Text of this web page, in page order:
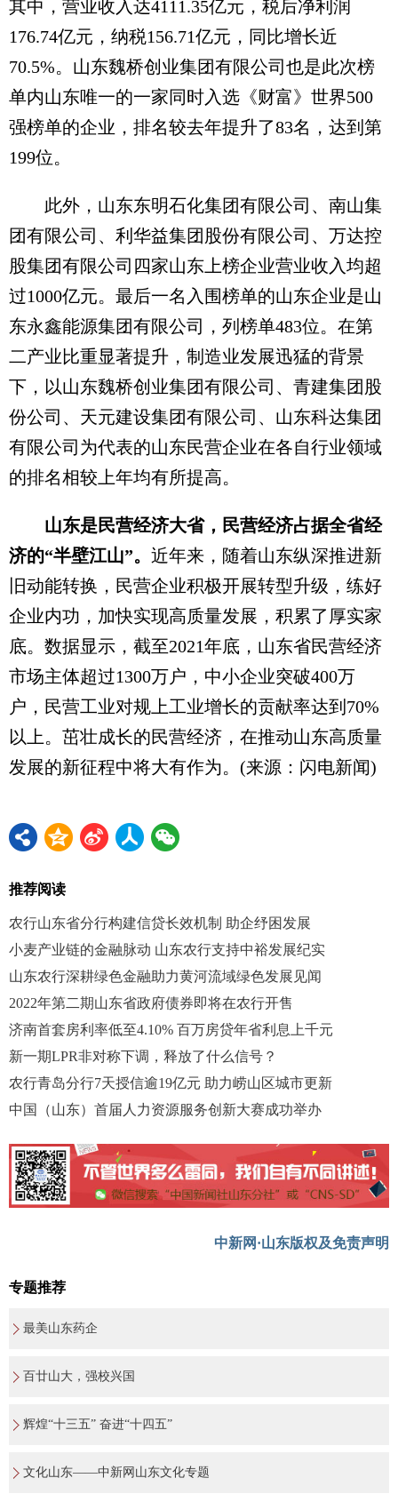
其中，营业收入达4111.35亿元，税后净利润
176.74亿元，纳税156.71亿元，同比增长近
70.5%。山东魏桥创业集团有限公司也是此次榜
单内山东唯一的一家同时入选《财富》世界500
强榜单的企业，排名较去年提升了83名，达到第
199位。
此外，山东东明石化集团有限公司、南山集
团有限公司、利华益集团股份有限公司、万达控
股集团有限公司四家山东上榜企业营业收入均超
过1000亿元。最后一名入围榜单的山东企业是山
东永鑫能源集团有限公司，列榜单483位。在第
二产业比重显著提升，制造业发展迅猛的背景
下，以山东魏桥创业集团有限公司、青建集团股
份公司、天元建设集团有限公司、山东科达集团
有限公司为代表的山东民营企业在各自行业领域
的排名相较上年均有所提高。
山东是民营经济大省，民营经济占据全省经
济的“半壁江山”。 近年来，随着山东纵深推进新
旧动能转换，民营企业积极开展转型升级，练好
企业内功，加快实现高质量发展，积累了厚实家
底。数据显示，截至2021年底，山东省民营经济
市场主体超过1300万户，中小企业突破400万
户，民营工业对规上工业增长的贡献率达到70%
以上。茁壮成长的民营经济，在推动山东高质量
发展的新征程中将大有作为。(来源：闪电新闻)
推荐阅读
农行山东省分行构建信贷长效机制 助企纾困发展
小麦产业链的金融脉动 山东农行支持中裕发展纪实
山东农行深耕绿色金融助力黄河流域绿色发展见闻
2022年第二期山东省政府债券即将在农行开售
济南首套房利率低至4.10% 百万房贷年省利息上千元
新一期LPR非对称下调，释放了什么信号？
农行青岛分行7天授信逾19亿元 助力崂山区城市更新
中国（山东）首届人力资源服务创新大赛成功举办
中新网·山东版权及免责声明
专题推荐
最美山东药企
百廿山大，强校兴国
辉煌“十三五” 奋进“十四五”
文化山东——中新网山东文化专题